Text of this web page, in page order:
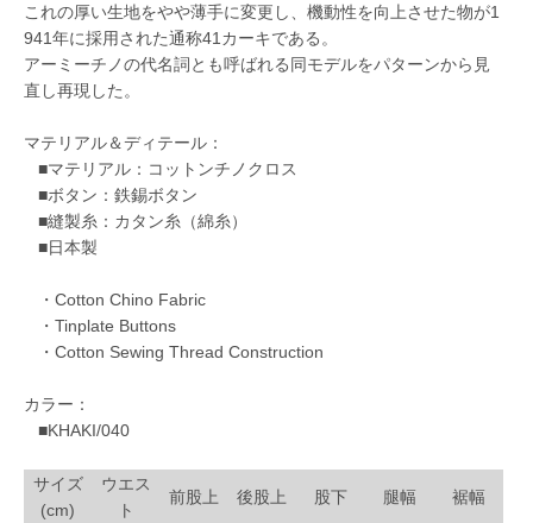
これの厚い生地をやや薄手に変更し、機動性を向上させた物が1
941年に採用された通称41カーキである。
アーミーチノの代名詞とも呼ばれる同モデルをパターンから見
直し再現した。
マテリアル＆ディテール：
■マテリアル：コットンチノクロス
■ボタン：鉄錫ボタン
■縫製糸：カタン糸（綿糸）
■日本製
・Cotton Chino Fabric
・Tinplate Buttons
・Cotton Sewing Thread Construction
カラー：
■KHAKI/040
サイズ
(cm)
ウエス
ト
前股上 後股上 股下 腿幅 裾幅